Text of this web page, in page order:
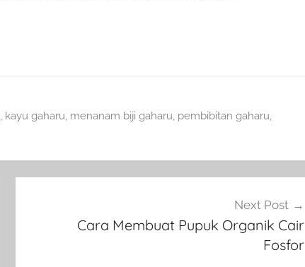
, kayu gaharu, menanam biji gaharu, pembibitan gaharu,
Next Post
Cara Membuat Pupuk Organik Cair
Fosfor